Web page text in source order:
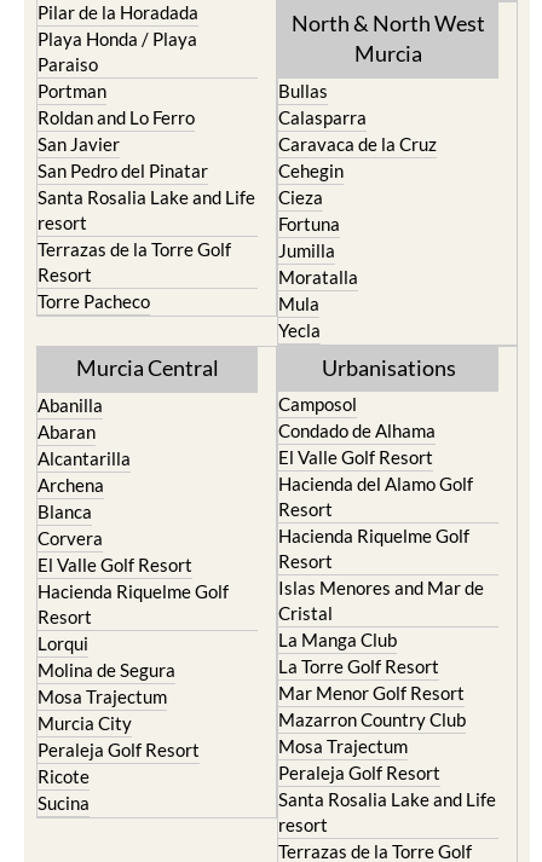
Pilar de la Horadada
Playa Honda / Playa
Paraiso
Portman
Roldan and Lo Ferro
San Javier
San Pedro del Pinatar
Santa Rosalia Lake and Life
resort
Terrazas de la Torre Golf
Resort
Torre Pacheco
North & North West
Murcia
Bullas
Calasparra
Caravaca de la Cruz
Cehegin
Cieza
Fortuna
Jumilla
Moratalla
Mula
Yecla
Murcia Central
Abanilla
Abaran
Alcantarilla
Archena
Blanca
Corvera
El Valle Golf Resort
Hacienda Riquelme Golf
Resort
Lorqui
Molina de Segura
Mosa Trajectum
Murcia City
Peraleja Golf Resort
Ricote
Sucina
Urbanisations
Camposol
Condado de Alhama
El Valle Golf Resort
Hacienda del Alamo Golf
Resort
Hacienda Riquelme Golf
Resort
Islas Menores and Mar de
Cristal
La Manga Club
La Torre Golf Resort
Mar Menor Golf Resort
Mazarron Country Club
Mosa Trajectum
Peraleja Golf Resort
Santa Rosalia Lake and Life
resort
Terrazas de la Torre Golf